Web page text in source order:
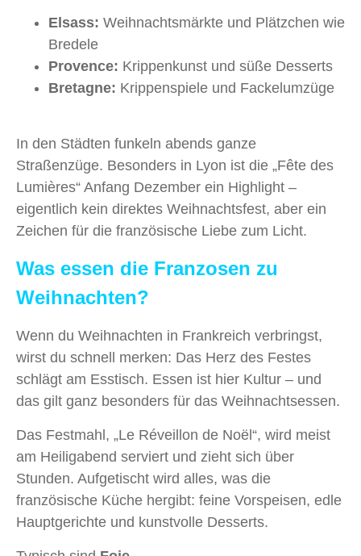
Elsass: Weihnachtsmärkte und Plätzchen wie
Bredele
Provence: Krippenkunst und süße Desserts
Bretagne: Krippenspiele und Fackelumzüge
In den Städten funkeln abends ganze
Straßenzüge. Besonders in Lyon ist die „Fête des
Lumières“ Anfang Dezember ein Highlight –
eigentlich kein direktes Weihnachtsfest, aber ein
Zeichen für die französische Liebe zum Licht.
Was essen die Franzosen zu
Weihnachten?
Wenn du Weihnachten in Frankreich verbringst,
wirst du schnell merken: Das Herz des Festes
schlägt am Esstisch. Essen ist hier Kultur – und
das gilt ganz besonders für das Weihnachtsessen.
Das Festmahl, „Le Réveillon de Noël“, wird meist
am Heiligabend serviert und zieht sich über
Stunden. Aufgetischt wird alles, was die
französische Küche hergibt: feine Vorspeisen, edle
Hauptgerichte und kunstvolle Desserts.